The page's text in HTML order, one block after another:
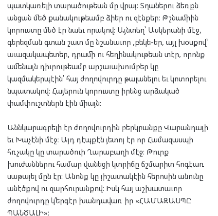
պատկառելի տարածութեան մը վրայ: Տղաներու ձեռքն
անցան մեծ քանակութեամբ ձիեր ու զէնքեր: Թշնամիին
կորուստը մեծ էր նաեւ որակով: Այնտեղ՝ Ասկերանի մէջ,
գերեզման գտան շատ մը նշանաւոր ,բեկե-եր, այլ խօսքով՝
աւազակապետեր, դրամի ու հեղինակութեան տէր, որոնք
ամենայն դիւրութեամբ արշաւախումբեր կը
կազմակերպէին՝ հայ ժողովուրդը թալանելու եւ կոտորելու
նպատակով: Հայերուն կորուստը իրենց արձակած
փամփուշտներն էին միայն:
Աննկարագրելի էր ժողովուրդին բերկրանքը Վարանդայի
եւ Խաչէնի մէջ: Այդ դէպքէն յետոյ էր որ Համազասպի
հռչակը կը տարածուի Ղարաբաղի մէջ: Թուրք
խուժաններու համար վանեցի կտրիճը ճշմարիտ հոգէառ
սաթայել մըն էր: Անոնք կը յիշատակէին հերոսին անունը
անէծքով ու զարհուրանքով: Իսկ հայ աշխատաւոր
ժողովուրդը կ՛երգէր խանդավառ իր «ՀԱՄԱԶԱՍՊԸ
ՊԱՆԾԱԼԻ»: